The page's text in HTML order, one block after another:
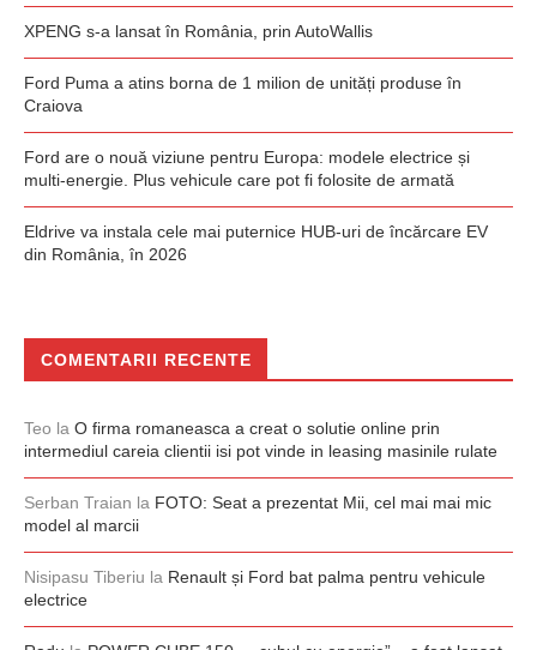
XPENG s-a lansat în România, prin AutoWallis
Ford Puma a atins borna de 1 milion de unități produse în
Craiova
Ford are o nouă viziune pentru Europa: modele electrice și
multi-energie. Plus vehicule care pot fi folosite de armată
Eldrive va instala cele mai puternice HUB-uri de încărcare EV
din România, în 2026
COMENTARII RECENTE
Teo la O firma romaneasca a creat o solutie online prin
intermediul careia clientii isi pot vinde in leasing masinile rulate
Serban Traian la FOTO: Seat a prezentat Mii, cel mai mai mic
model al marcii
Nisipasu Tiberiu la Renault și Ford bat palma pentru vehicule
electrice